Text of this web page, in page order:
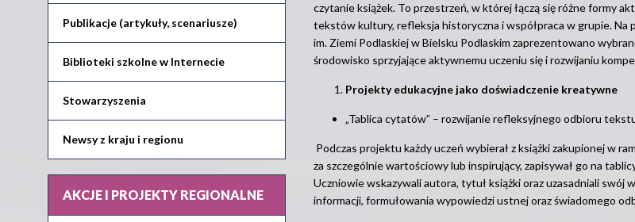
Publikacje (artykuły, scenariusze)
Biblioteki szkolne w Internecie
Stowarzyszenia
Newsy z kraju i regionu
AKCJE I PROJEKTY REGIONALNE
czytanie książek. To przestrzeń, w której łączą się różne formy
tekstów kultury, refleksja historyczna i współpraca w grupie. Na
im. Ziemi Podlaskiej w Bielsku Podlaskim zaprezentowano
środowisko sprzyjające aktywnemu uczeniu się i rozwijaniu
Projekty edukacyjne jako doświadczenie kreatywne
„Tablica cytatów” – rozwijanie refleksyjnego odbioru
Podczas projektu każdy uczeń wybierał z książki zakupionej w
za szczególnie wartościowy lub inspirujący, zapisywał go na
Uczniowie wskazywali autora, tytuł książki oraz uzasadniali
informacji, formułowania wypowiedzi ustnej oraz świadomego